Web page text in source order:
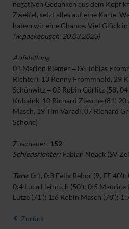
negativen Gedanken aus dem Kopf
Zweifel, setzt alles auf eine Karte.
haben wir eine Chance. Viel Glück
(w.packebusch, 20.03.2023)
Aufstellung
01 Marlon Riemer ‒ 06 Tobias
Richter), 13 Ronny Frommhold, 29
Schönwitz ‒ 03 Robin Görlitz (58‘,
Kubaink, 10 Richard Ziesche (81‘,
Masch, 19 Tim Varadi, 07 Richard
Schöne)
Zuschauer: 152
Schiedsrichter:Fabian Noack (SV
Tore: 0:1, 0:3 Felix Rehor (9', FE
0:4 Luca Heinrich (50‘); 0:5 Maurice
Lutze (71‘); 1:6 Robin Masch (78‘);
Zurück